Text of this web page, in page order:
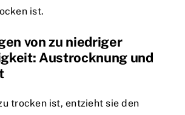
ist.
von zu niedriger
Austrocknung und
trocken ist, entzieht sie den